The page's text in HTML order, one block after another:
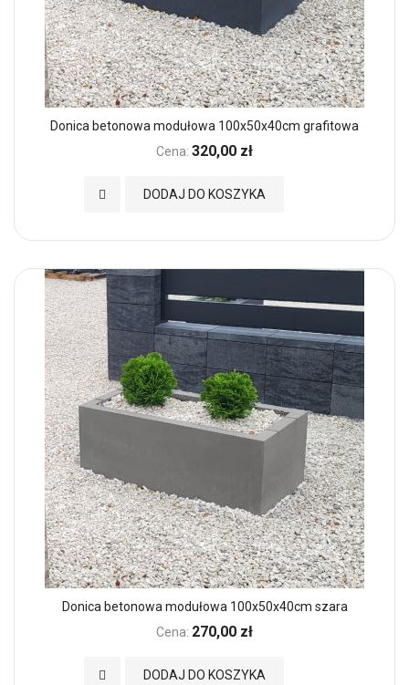
Donica betonowa modułowa 100x50x40cm grafitowa
Cena: 320,00 zł
DODAJ DO KOSZYKA
Dodaj do Ulubionych
Donica betonowa modułowa 100x50x40cm szara
Cena: 270,00 zł
DODAJ DO KOSZYKA
Dodaj do Ulubionych